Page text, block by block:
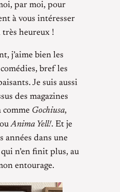
par moi, pour
à vous intéresser
très heureux !
j’aime bien les
bref les
Je suis aussi
des magazines
Gochiusa,
ouAnima Yell!. Et je
années dans une
qui n’en finit plus, au
entourage.